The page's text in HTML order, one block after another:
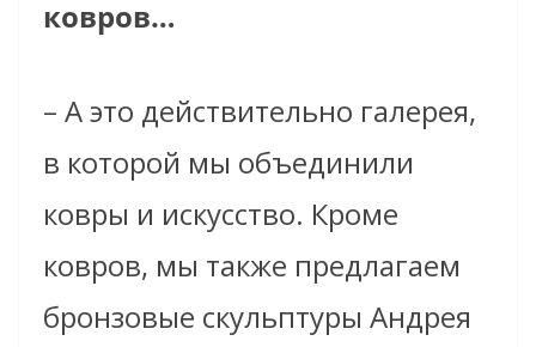
ковров…
– А это действительно галерея,
в которой мы объединили
ковры и искусство. Кроме
ковров, мы также предлагаем
бронзовые скульптуры Андрея